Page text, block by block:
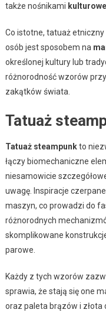
także nośnikami
Co istotne, tatuaż
osób jest sposobem na
określonej kultury lub
różnorodność wzorów
zakątków świata.
Tatuaż
Tatuaż steampunkto
łączy biomechaniczne
niesamowicie
uwagę. Inspiracje
maszyn, co prowadzi do
różnorodnych
skomplikowane
parowe.
Każdy z tych wzorów
sprawia, że stają się one
oraz paleta brązów i złota